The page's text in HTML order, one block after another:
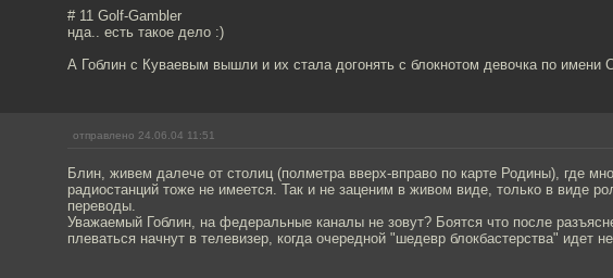
# 11 Golf-Gambler
нда.. есть такое дело :)
А Гоблин с Куваевым вышли и их стала догонять с блокнотом девочка по имени
отправлено 24.06.04 11:51
Блин, живем далече от столиц (полметра вверх-вправо по карте Родины), где
радиостанций тоже не имеется. Так и не заценим в живом виде, только в виде
переводы.
Уважаемый Гоблин, на федеральные каналы не зовут? Боятся что после
плеваться начнут в телевизер, когда очередной "шедевр блокбастерства" идет